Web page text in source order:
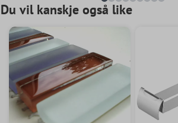
Du vil kanskje også like